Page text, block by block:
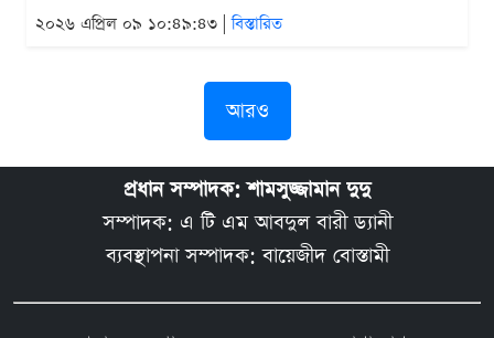
২০২৬ এপ্রিল ০৯ ১০:৪৯:৪৩ |বিস্তারিত
আরও
প্রধান সম্পাদক: শামসুজ্জামান দুদু
সম্পাদক: এ টি এম আবদুল বারী ড্যানী
ব্যবস্থাপনা সম্পাদক: বায়েজীদ বোস্তামী